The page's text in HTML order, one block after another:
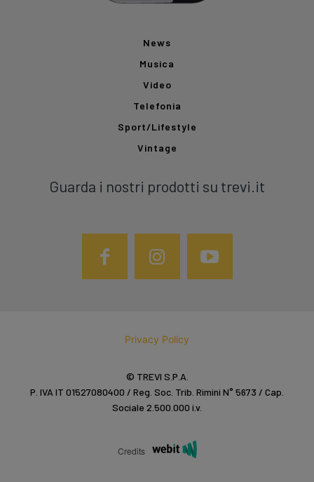
News
Musica
Video
Telefonia
Sport/Lifestyle
Vintage
Guarda i nostri prodotti su trevi.it
Privacy Policy
© TREVI S.P.A.
P. IVA IT 01527080400 / Reg. Soc. Trib. Rimini N° 5673 / Cap.
Sociale 2.500.000 i.v.
Credits